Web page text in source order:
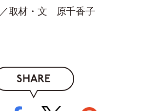
取材・文 原千香子
SHARE